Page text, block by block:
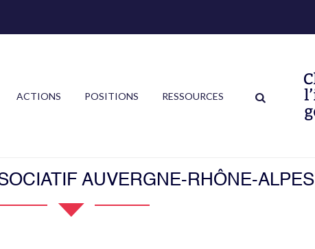
ACTIONS POSITIONS RESSOURCES
AUVERGNE-RHÔNE-ALPES